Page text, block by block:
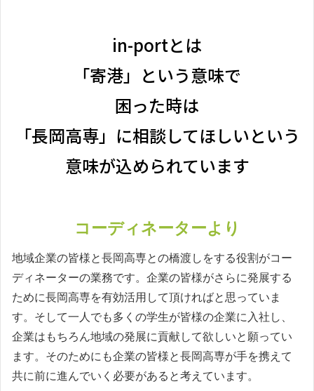
in-portとは
「寄港」という意味で
困った時は
「長岡高専」に相談してほしいという
意味が込められています
コーディネーターより
地域企業の皆様と長岡高専との橋渡しをする役割がコー
ディネーターの業務です。企業の皆様がさらに発展する
ために長岡高専を有効活用して頂ければと思っていま
す。そして一人でも多くの学生が皆様の企業に入社し、
企業はもちろん地域の発展に貢献して欲しいと願ってい
ます。そのためにも企業の皆様と長岡高専が手を携えて
共に前に進んでいく必要があると考えています。